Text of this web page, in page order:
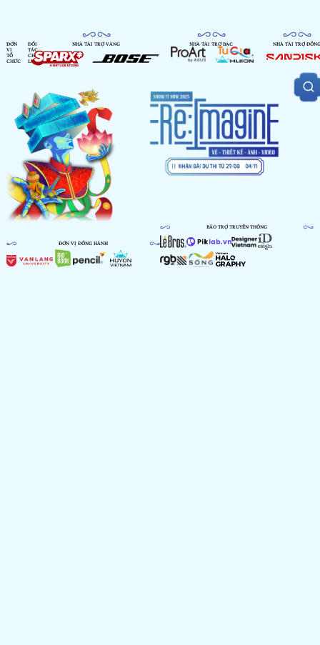
ĐƠN
VỊ
TỔ
CHỨC
ĐỐI
TÁC
CHIẾN
LƯỢC
NHÀ TÀI TRỢ VÀNG NHÀ TÀI TRỢ BẠC NHÀ TÀI TRỢ ĐỒNG
ĐƠN VỊ ĐỒNG HÀNH
BẢO TRỢ TRUYỀN THÔNG